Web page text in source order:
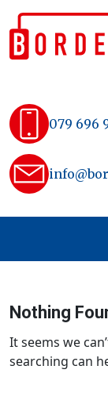
Skip
to
content
079 696
Nothing
It seems we
searching can